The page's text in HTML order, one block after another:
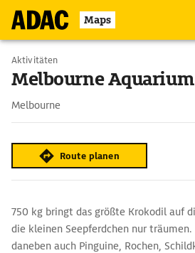
Maps
Aktivitäten
Melbourne Aquarium
Melbourne
Route planen
750 kg bringt das größte Krokodil auf
die kleinen Seepferdchen nur träumen.
daneben auch Pinguine, Rochen,